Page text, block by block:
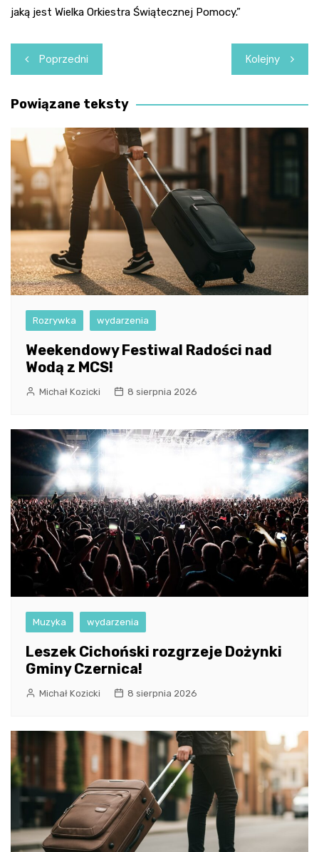
jaką jest Wielka Orkiestra Świątecznej Pomocy.”
Nawigacja
wpisu
Poprzedni Kolejny
Powiązane teksty
Rozrywka wydarzenia
Weekendowy Festiwal Radości nad
Wodą z MCS!
Michał Kozicki 8 sierpnia 2026
Muzyka wydarzenia
Leszek Cichoński rozgrzeje Dożynki
Gminy Czernica!
Michał Kozicki 8 sierpnia 2026